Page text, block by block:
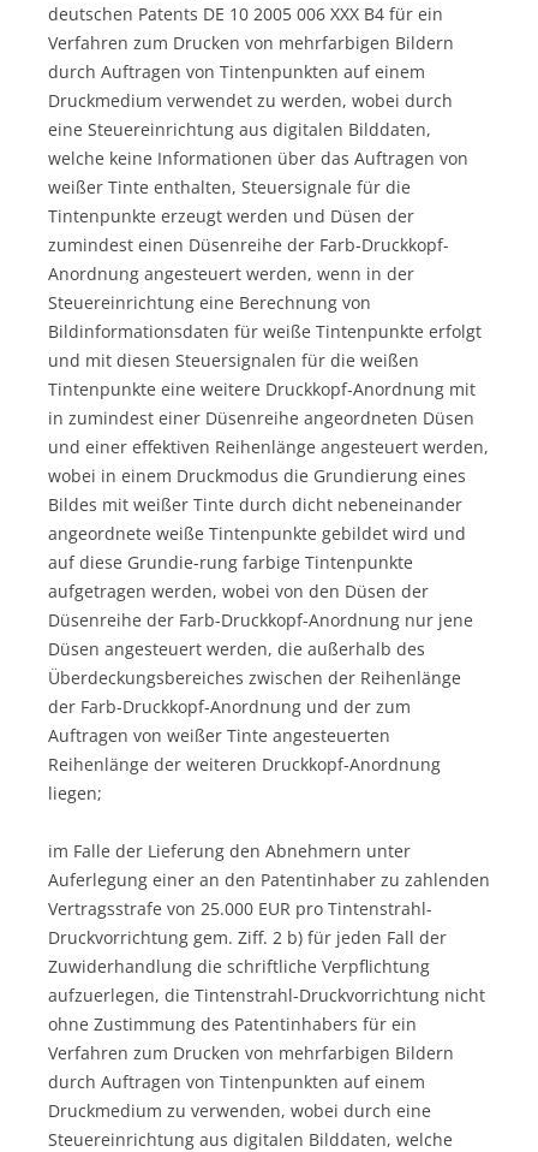
deutschen Patents DE 10 2005 006 XXX B4 für ein
Verfahren zum Drucken von mehrfarbigen Bildern
durch Auftragen von Tintenpunkten auf einem
Druckmedium verwendet zu werden, wobei durch
eine Steuereinrichtung aus digitalen Bilddaten,
welche keine Informationen über das Auftragen von
weißer Tinte enthalten, Steuersignale für die
Tintenpunkte erzeugt werden und Düsen der
zumindest einen Düsenreihe der Farb-Druckkopf-
Anordnung angesteuert werden, wenn in der
Steuereinrichtung eine Berechnung von
Bildinformationsdaten für weiße Tintenpunkte erfolgt
und mit diesen Steuersignalen für die weißen
Tintenpunkte eine weitere Druckkopf-Anordnung mit
in zumindest einer Düsenreihe angeordneten Düsen
und einer effektiven Reihenlänge angesteuert werden,
wobei in einem Druckmodus die Grundierung eines
Bildes mit weißer Tinte durch dicht nebeneinander
angeordnete weiße Tintenpunkte gebildet wird und
auf diese Grundie-rung farbige Tintenpunkte
aufgetragen werden, wobei von den Düsen der
Düsenreihe der Farb-Druckkopf-Anordnung nur jene
Düsen angesteuert werden, die außerhalb des
Überdeckungsbereiches zwischen der Reihenlänge
der Farb-Druckkopf-Anordnung und der zum
Auftragen von weißer Tinte angesteuerten
Reihenlänge der weiteren Druckkopf-Anordnung
liegen;
im Falle der Lieferung den Abnehmern unter
Auferlegung einer an den Patentinhaber zu zahlenden
Vertragsstrafe von 25.000 EUR pro Tintenstrahl-
Druckvorrichtung gem. Ziff. 2 b) für jeden Fall der
Zuwiderhandlung die schriftliche Verpflichtung
aufzuerlegen, die Tintenstrahl-Druckvorrichtung nicht
ohne Zustimmung des Patentinhabers für ein
Verfahren zum Drucken von mehrfarbigen Bildern
durch Auftragen von Tintenpunkten auf einem
Druckmedium zu verwenden, wobei durch eine
Steuereinrichtung aus digitalen Bilddaten, welche